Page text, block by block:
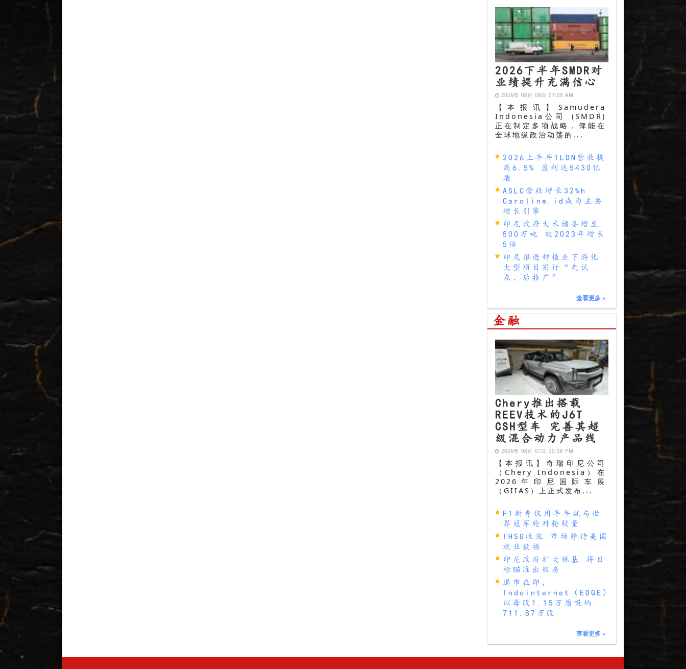
2026下半年SMDR对
业绩提升充满信心
2026年 08月 08日 07:09 AM
【本报讯】Samudera
Indonesia公司 (SMDR)
正在制定多项战略，俾能在
全球地缘政治动荡的...
2026上半年TLDN营收提
高6.5% 盈利达5430亿
盾
ASLC营收增长32%h
Caroline.id成为主要
增长引擎
印尼政府大米储备增至
500万吨 较2023年增长
5倍
印尼推进种植业下游化
大型项目实行“先试
点、后推广”
查看更多 »
金融
Chery推出搭载
REEV技术的J6T
CSH型车 完善其超
级混合动力产品线
2026年 08月 07日 20:58 PM
【本报讯】奇瑞印尼公司
（Chery Indonesia）在
2026年印尼国际车展
（GIIAS）上正式发布...
F1新秀仅用半年就与世
界冠军轮对轮较量
IHSG收涨 市场静待美国
就业数据
印尼政府扩大税基 将目
标瞄准出租房
退市在即，
Indointernet（EDGE）
以每股1.15万盾吸纳
711.87万股
查看更多 »